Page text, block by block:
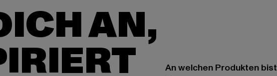
AN,
An welchen Produkten